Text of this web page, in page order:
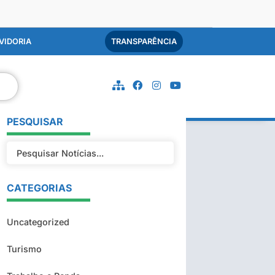
TRANSPARÊNCIA
PESQUISAR
CATEGORIAS
Uncategorized
Turismo